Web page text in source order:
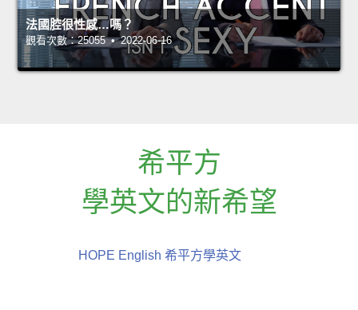
法國腔很性感…嗎？
觀看次數：25055 • 2022-06-16
希平方
學英文的新希望
HOPE English 希平方學英文